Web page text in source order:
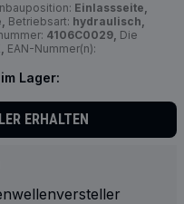
Einlassseite,
Betriebsart: hydraulisch,
4106C0029, Die
EAN-Nummer(n):
Lager:
ERHALTEN